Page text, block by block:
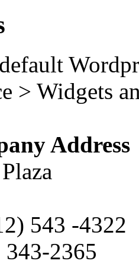
> Widgets
Address
543 -4322
2365